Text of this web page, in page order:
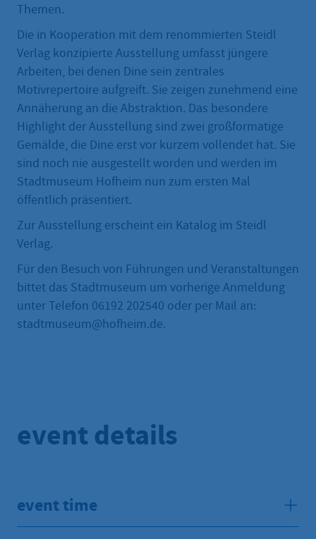
Themen.
Die in Kooperation mit dem renommierten Steidl
Verlag konzipierte Ausstellung umfasst jüngere
Arbeiten, bei denen Dine sein zentrales
Motivrepertoire aufgreift. Sie zeigen zunehmend eine
Annäherung an die Abstraktion. Das besondere
Highlight der Ausstellung sind zwei großformatige
Gemälde, die Dine erst vor kurzem vollendet hat. Sie
sind noch nie ausgestellt worden und werden im
Stadtmuseum Hofheim nun zum ersten Mal
öffentlich präsentiert.
Zur Ausstellung erscheint ein Katalog im Steidl
Verlag.
Für den Besuch von Führungen und Veranstaltungen
bittet das Stadtmuseum um vorherige Anmeldung
unter Telefon 06192 202540 oder per Mail an:
stadtmuseum@hofheim.de.
event details
event time